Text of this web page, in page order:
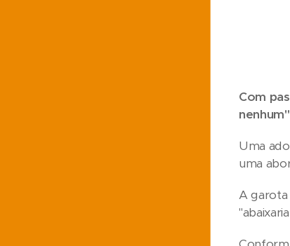
Com
nenhum"
Uma
uma
A garota